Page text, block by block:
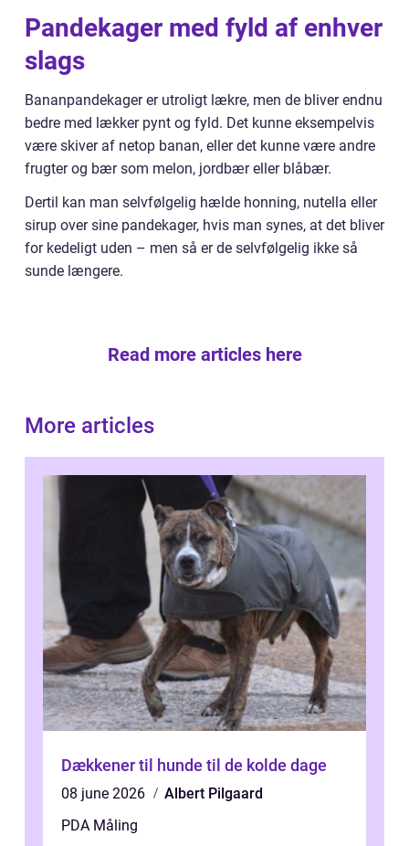
Pandekager med fyld af enhver
slags
Bananpandekager er utroligt lækre, men de bliver endnu
bedre med lækker pynt og fyld. Det kunne eksempelvis
være skiver af netop banan, eller det kunne være andre
frugter og bær som melon, jordbær eller blåbær.
Dertil kan man selvfølgelig hælde honning, nutella eller
sirup over sine pandekager, hvis man synes, at det bliver
for kedeligt uden – men så er de selvfølgelig ikke så
sunde længere.
Read more articles here
More articles
Dækkener til hunde til de kolde dage
08 june 2026
Albert Pilgaard
PDA Måling